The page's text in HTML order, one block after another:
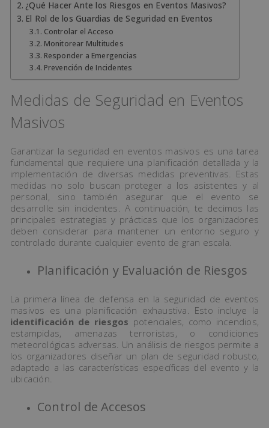
¿Qué Hacer Ante los Riesgos en Eventos Masivos?
El Rol de los Guardias de Seguridad en Eventos
Controlar el Acceso
Monitorear Multitudes
Responder a Emergencias
Prevención de Incidentes
Medidas de Seguridad en Eventos
Masivos
Garantizar la seguridad en eventos masivos es una tarea
fundamental que requiere una planificación detallada y la
implementación de diversas medidas preventivas. Estas
medidas no solo buscan proteger a los asistentes y al
personal, sino también asegurar que el evento se
desarrolle sin incidentes. A continuación, te decimos las
principales estrategias y prácticas que los organizadores
deben considerar para mantener un entorno seguro y
controlado durante cualquier evento de gran escala.
Planificación y Evaluación de Riesgos
La primera línea de defensa en la seguridad de eventos
masivos es una planificación exhaustiva. Esto incluye la
identificación de riesgos potenciales, como incendios,
estampidas, amenazas terroristas, o condiciones
meteorológicas adversas. Un análisis de riesgos permite a
los organizadores diseñar un plan de seguridad robusto,
adaptado a las características específicas del evento y la
ubicación.
Control de Accesos